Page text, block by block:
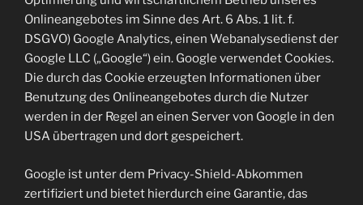
Onlineangebotes im Sinne des Art. 6 Abs. 1 lit. f.
DSGVO) Google Analytics, einen Webanalysedienst der
Google LLC („Google“) ein. Google verwendet Cookies.
Die durch das Cookie erzeugten Informationen über
Benutzung des Onlineangebotes durch die Nutzer
werden in der Regel an einen Server von Google in den
USA übertragen und dort gespeichert.
Google ist unter dem Privacy-Shield-Abkommen
zertifiziert und bietet hierdurch eine Garantie, das